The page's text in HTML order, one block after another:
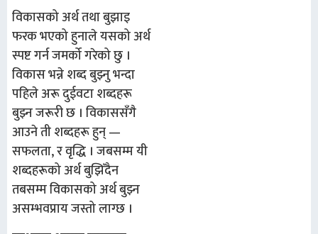
विकासको अर्थ तथा बुझाइ
फरक भएको हुनाले यसको अर्थ
स्पष्ट गर्न जमर्को गरेको छु ।
विकास भन्ने शब्द बुझ्नु भन्दा
पहिले अरू दुईवटा शब्दहरू
बुझ्न जरूरी छ । विकाससँगै
आउने ती शब्दहरू हुन् —
सफलता, र वृद्धि । जबसम्म यी
शब्दहरूको अर्थ बुझिँदैन
तबसम्म विकासको अर्थ बुझ्न
असम्भवप्राय जस्तो लाग्छ ।